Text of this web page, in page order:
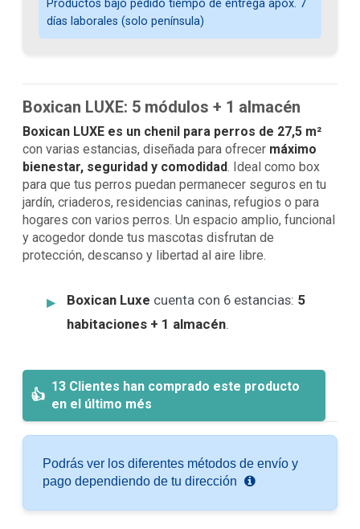
Productos bajo pedido tiempo de entrega apox. 7
días laborales (solo península)
Boxican LUXE: 5 módulos + 1 almacén
Boxican LUXE es un chenil para perros de 27,5 m²
con varias estancias, diseñada para ofrecer máximo
bienestar, seguridad y comodidad. Ideal como box
para que tus perros puedan permanecer seguros en tu
jardín, criaderos, residencias caninas, refugios o para
hogares con varios perros. Un espacio amplio, funcional
y acogedor donde tus mascotas disfrutan de
protección, descanso y libertad al aire libre.
Boxican Luxe cuenta con 6 estancias: 5
habitaciones + 1 almacén.
13 Clientes han comprado este producto
en el último més
Podrás ver los diferentes métodos de envío y
pago dependiendo de tu dirección